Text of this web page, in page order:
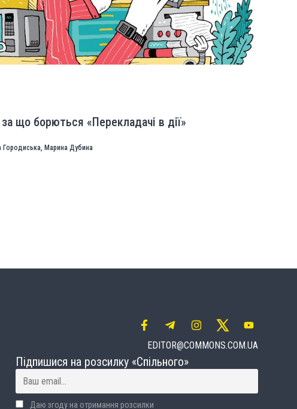
що борються «Перекладачі в дії»
Городиська, Марина Дубина
EDITOR@COMMONS.COM.UA
Підпишися на розсилку «Спільного»
Даю згоду на отримання розсилки